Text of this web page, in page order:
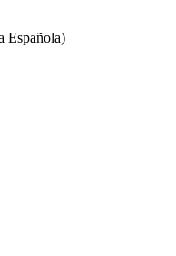
Española)